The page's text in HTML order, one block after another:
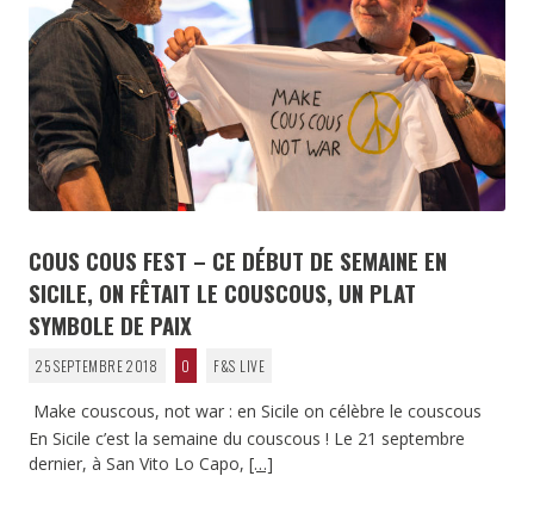
COUS COUS FEST – CE DÉBUT DE SEMAINE EN
SICILE, ON FÊTAIT LE COUSCOUS, UN PLAT
SYMBOLE DE PAIX
25 SEPTEMBRE 2018 0 F&S LIVE
Make couscous, not war : en Sicile on célèbre le couscous
En Sicile c’est la semaine du couscous ! Le 21 septembre
dernier, à San Vito Lo Capo, […]